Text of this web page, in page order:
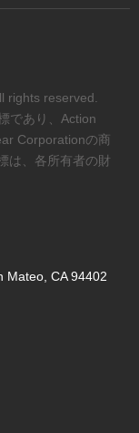
rights reserved.
であり、Action
Corporationの商
は、各所有者の財
Mateo, CA 94402